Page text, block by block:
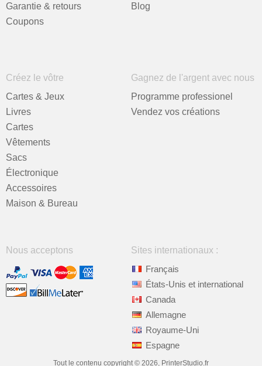
Garantie & retours
Coupons
Blog
Créez le vôtre
Cartes & Jeux
Livres
Cartes
Vêtements
Sacs
Électronique
Accessoires
Maison & Bureau
Gagnez de l'argent avec nous
Programme professionel
Vendez vos créations
Nous acceptons
Sites internationaux :
Français
États-Unis et international
Canada
Allemagne
Royaume-Uni
Espagne
Tout le contenu copyright © 2026, PrinterStudio.fr